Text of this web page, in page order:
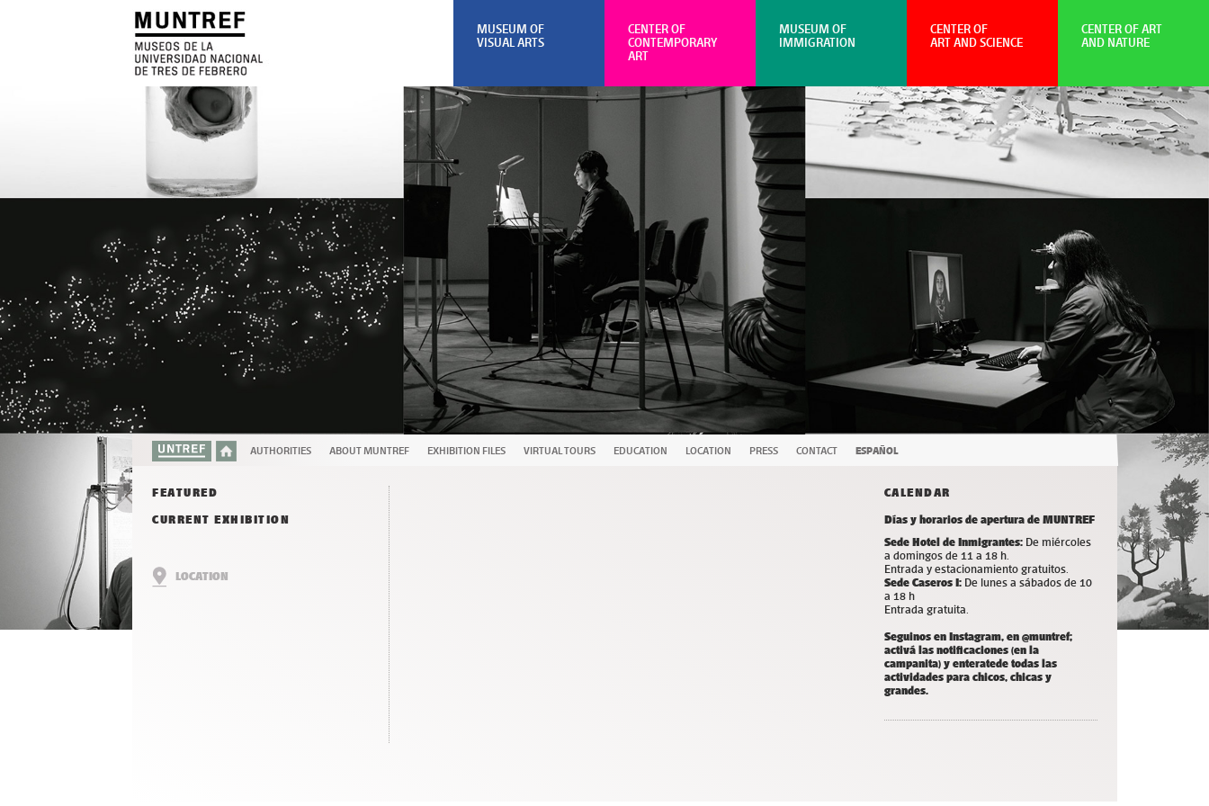
AUTHORITIES ABOUT MUNTREF EXHIBITION FILES VIRTUAL TOURS EDUCATION LOCATION PRESS CONTACT ESPAÑOL
FEATURED
CURRENT EXHIBITION
LOCATION
CALENDAR
Días y horarios de apertura de MUNTREF
Sede Hotel de Inmigrantes:De miércoles
a domingos de 11 a 18 h.
Entrada y estacionamiento gratuitos.
Sede Caseros I:De lunes a sábados de 10
a 18 h
Entrada gratuita.
Seguinos en Instagram, en @muntref;
activá las notificaciones (en la
campanita) y enteratede todas las
actividades para chicos, chicas y
grandes.
CENTER OF ART
AND NATURE
CENTER OF
ART AND SCIENCE
MUSEUM OF
IMMIGRATION
CENTER OF
CONTEMPORARY
ART
MUSEUM OF
VISUAL ARTS